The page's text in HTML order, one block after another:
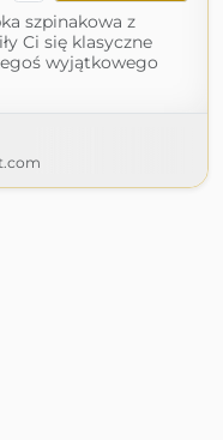
szpinakowa z
Ci się klasyczne
wyjątkowego